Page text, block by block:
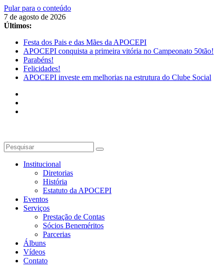
Pular para o conteúdo
7 de agosto de 2026
Últimos:
Festa dos Pais e das Mães da APOCEPI
APOCEPI conquista a primeira vitória no Campeonato 50tão!
Parabéns!
Felicidades!
APOCEPI investe em melhorias na estrutura do Clube Social
Institucional
Diretorias
História
Estatuto da APOCEPI
Eventos
Serviços
Prestação de Contas
Sócios Beneméritos
Parcerias
Álbuns
Vídeos
Contato